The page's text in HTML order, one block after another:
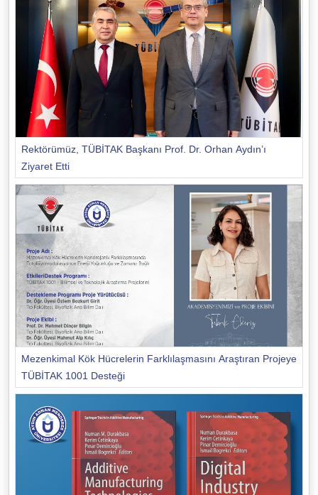
Rektörümüz, TÜBİTAK Başkanı Prof. Dr. Orhan Aydın’ı
Ziyaret Etti
Mezenkimal Kök Hücrelerin Farklılaşmasını Araştıran Projeye
TÜBİTAK 1001 Desteği